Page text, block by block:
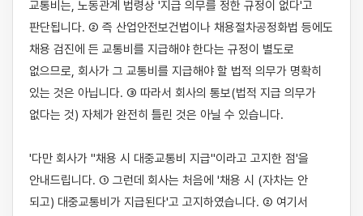
교통비는, 노동관계 법령상 '지급 의무를 정한 규정이 없다'고
판단됩니다. ② 즉 산업안전보건법이나 채용절차공정화법 등에도
채용 검진에 든 교통비를 지급해야 한다는 규정이 별도로
없으므로, 회사가 그 교통비를 지급해야 할 법적 의무가 명확히
있는 것은 아닙니다. ③ 따라서 회사의 통보(법적 지급 의무가
없다는 것) 자체가 완전히 틀린 것은 아닐 수 있습니다.
'다만 회사가 "채용 시 대중교통비 지급"이라고 고지한 점'을
안내드립니다. ① 그런데 회사는 처음에 '채용 시 (자차는 안
되고) 대중교통비가 지급된다'고 고지하였습니다. ② 여기서